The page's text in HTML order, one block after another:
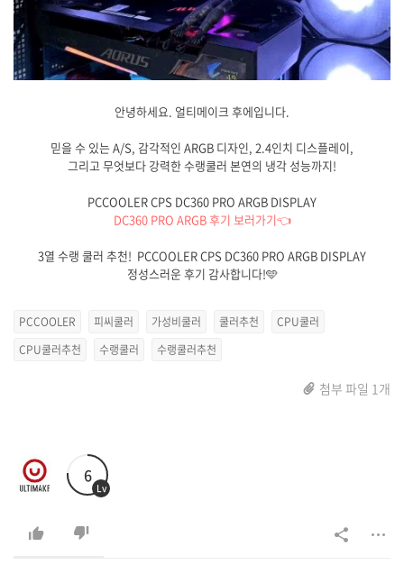
안녕하세요. 얼티메이크 후에입니다.
믿을 수 있는 A/S, 감각적인 ARGB 디자인, 2.4인치 디스플레이,
그리고 무엇보다 강력한 수랭쿨러 본연의 냉각 성능까지!
PCCOOLER CPS DC360 PRO ARGB DISPLAY
DC360 PRO ARGB 후기 보러가기👈
3열 수랭 쿨러 추천! PCCOOLER CPS DC360 PRO ARGB DISPLAY
정성스러운 후기 감사합니다!🩵
PCCOOLER 피씨쿨러 가성비쿨러 쿨러추천
CPU쿨러
CPU쿨러추천
수랭쿨러 수랭쿨러추천
첨부 파일 1개
6
Lv